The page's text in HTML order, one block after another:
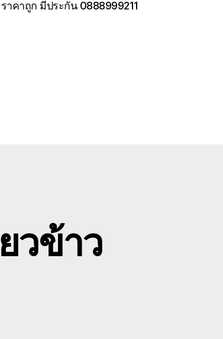
าคาถูก มีประกัน 0888999211
วข้าว